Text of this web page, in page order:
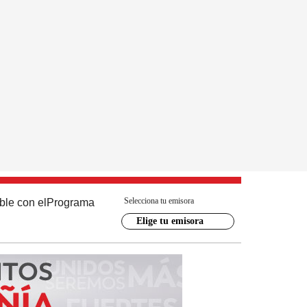
con el Programa Selecciona tu emisora
Elige tu emisora